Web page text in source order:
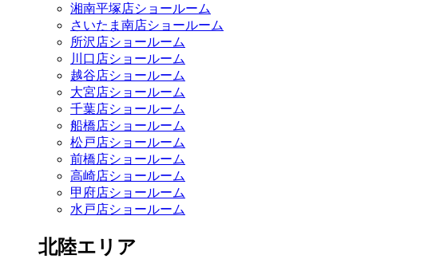
湘南平塚店ショールーム
さいたま南店ショールーム
所沢店ショールーム
川口店ショールーム
越谷店ショールーム
大宮店ショールーム
千葉店ショールーム
船橋店ショールーム
松戸店ショールーム
前橋店ショールーム
高崎店ショールーム
甲府店ショールーム
水戸店ショールーム
北陸エリア